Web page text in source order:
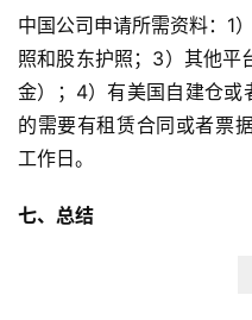
中国公司申请所需资料：1
照和股东护照；3）其他平
金）；4）有美国自建仓或
的需要有租赁合同或者票
工作日。
七、总结